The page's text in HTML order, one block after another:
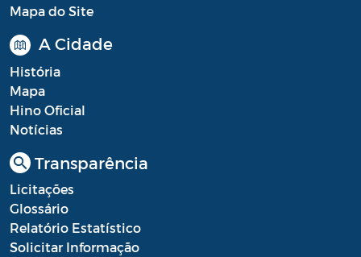
Mapa do Site
A Cidade
História
Mapa
Hino Oficial
Notícias
Transparência
Licitações
Glossário
Relatório Estatístico
Solicitar Informação